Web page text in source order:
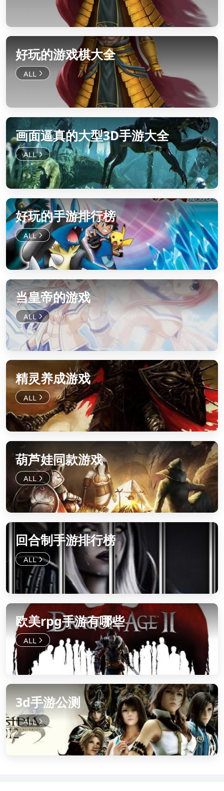
好玩的游戏棋大全
画面逼真的大型3D手游大全
好玩的手游排行榜
当皇帝的游戏
精灵养成游戏
葫芦娃同款游戏
回合制手游排行榜
欧美rpg手游有哪些
3d手游公测